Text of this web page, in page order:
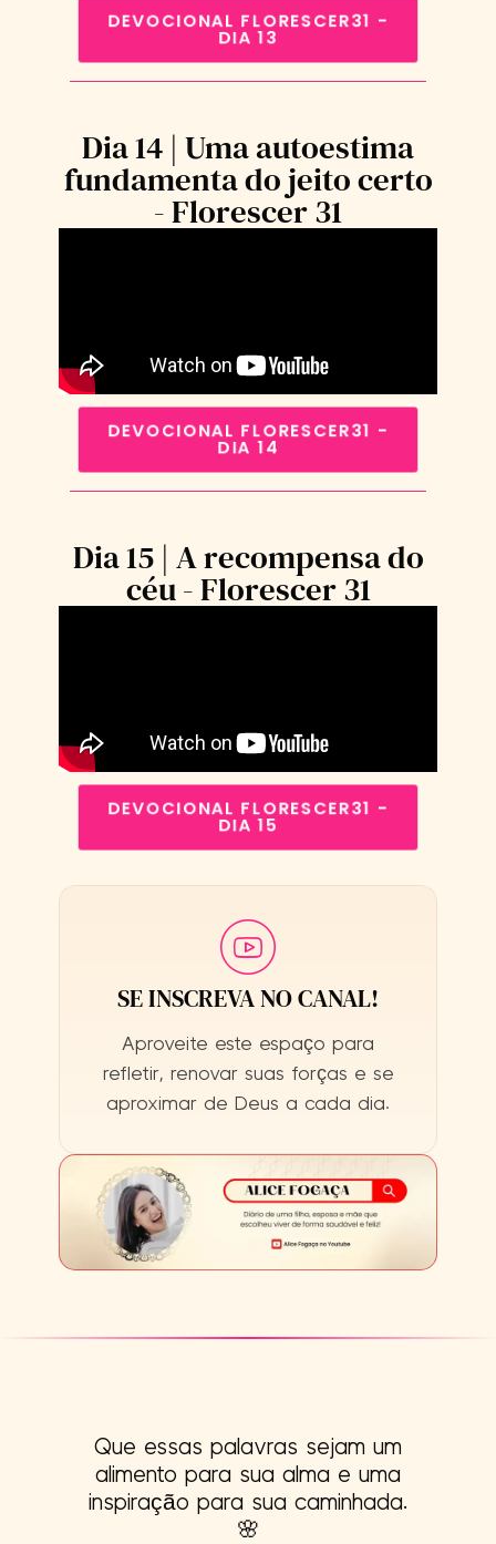
DEVOCIONAL FLORESCER31 -
DIA 13
Dia 14 | Uma autoestima
fundamenta do jeito certo
- Florescer 31
DEVOCIONAL FLORESCER31 -
DIA 14
Dia 15 | A recompensa do
céu - Florescer 31
DEVOCIONAL FLORESCER31 -
DIA 15
SE INSCREVA NO CANAL!
Aproveite este espaço para
refletir, renovar suas forças e se
aproximar de Deus a cada dia.
Que essas palavras sejam um
alimento para sua alma e uma
inspiração para sua caminhada.
🌸